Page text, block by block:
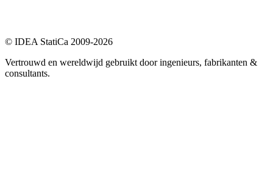
© IDEA StatiCa 2009-2026
Vertrouwd en wereldwijd gebruikt door ingenieurs, fabrikanten &
consultants.